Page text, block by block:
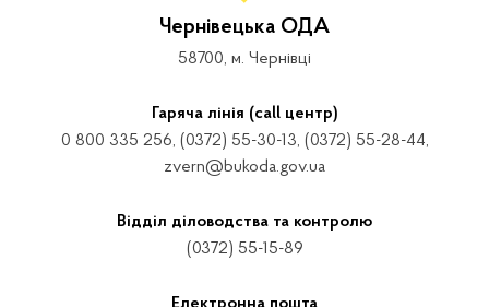
Чернівецька ОДА
58700, м. Чернівці
Гаряча лінія (call центр)
0 800 335 256, (0372) 55-30-13, (0372) 55-28-44,
zvern@bukoda.gov.ua
Відділ діловодства та контролю
(0372) 55-15-89